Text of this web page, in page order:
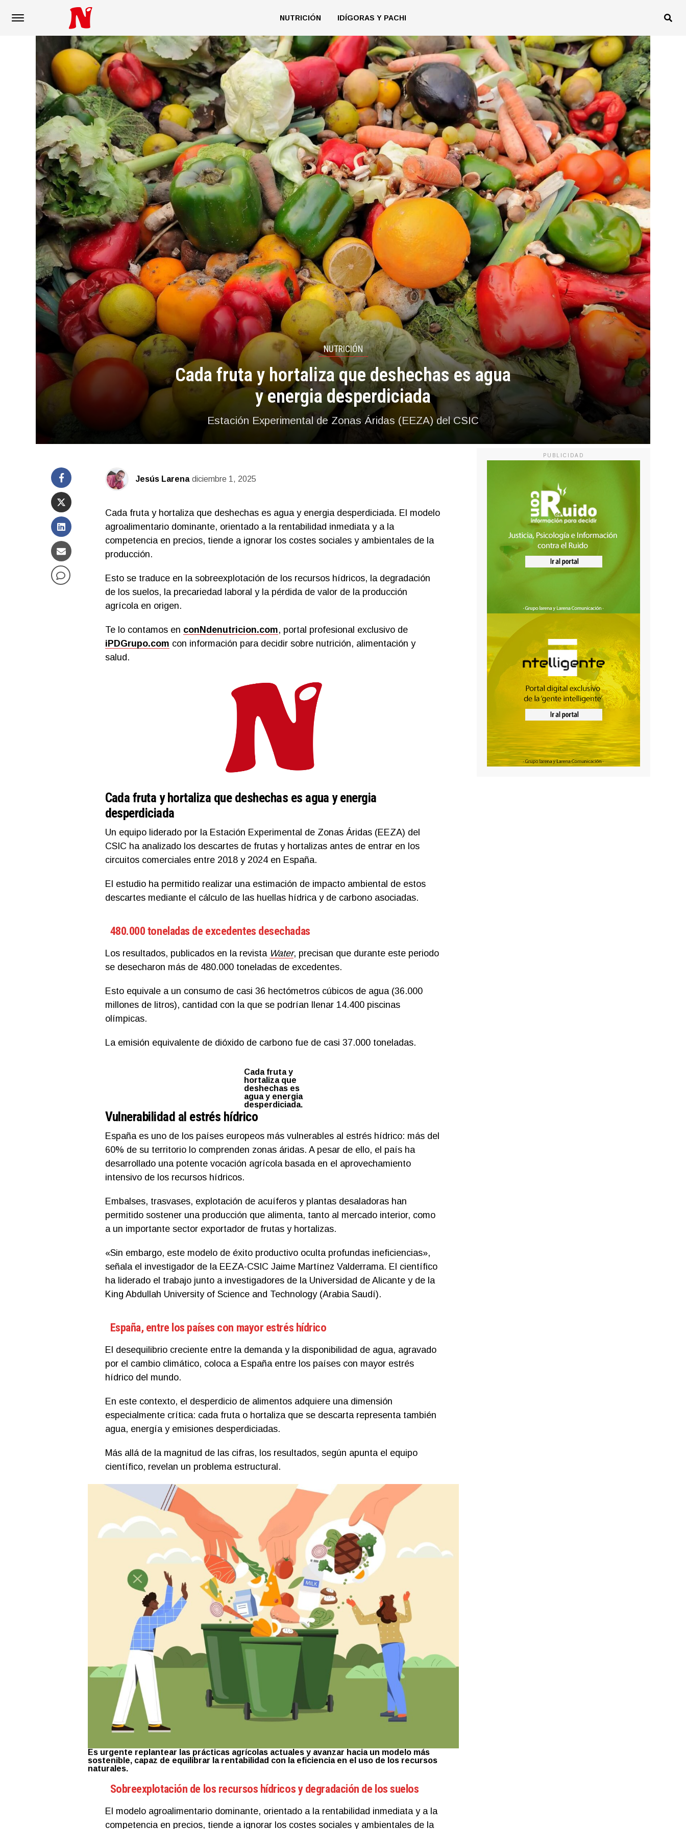
NUTRICIÓN IDÍGORAS Y PACHI
NUTRICIÓN
Cada fruta y hortaliza que deshechas es agua
y energia desperdiciada
Estación Experimental de Zonas Áridas (EEZA) del CSIC
Jesús Larena diciembre 1, 2025
Cada fruta y hortaliza que deshechas es agua y energia desperdiciada. El modelo
agroalimentario dominante, orientado a la rentabilidad inmediata y a la
competencia en precios, tiende a ignorar los costes sociales y ambientales de la
producción.
Esto se traduce en la sobreexplotación de los recursos hídricos, la degradación
de los suelos, la precariedad laboral y la pérdida de valor de la producción
agrícola en origen.
Te lo contamos en conNdenutricion.com, portal profesional exclusivo de
iPDGrupo.com con información para decidir sobre nutrición, alimentación y
salud.
Cada fruta y hortaliza que deshechas es agua y energia
desperdiciada
Un equipo liderado por la Estación Experimental de Zonas Áridas (EEZA) del
CSIC ha analizado los descartes de frutas y hortalizas antes de entrar en los
circuitos comerciales entre 2018 y 2024 en España.
El estudio ha permitido realizar una estimación de impacto ambiental de estos
descartes mediante el cálculo de las huellas hídrica y de carbono asociadas.
480.000 toneladas de excedentes desechadas
Los resultados, publicados en la revista Water, precisan que durante este periodo
se desecharon más de 480.000 toneladas de excedentes.
Esto equivale a un consumo de casi 36 hectómetros cúbicos de agua (36.000
millones de litros), cantidad con la que se podrían llenar 14.400 piscinas
olímpicas.
La emisión equivalente de dióxido de carbono fue de casi 37.000 toneladas.
Cada fruta y
hortaliza que
deshechas es
agua y energia
desperdiciada.
Vulnerabilidad al estrés hídrico
España es uno de los países europeos más vulnerables al estrés hídrico: más del
60% de su territorio lo comprenden zonas áridas. A pesar de ello, el país ha
desarrollado una potente vocación agrícola basada en el aprovechamiento
intensivo de los recursos hídricos.
Embalses, trasvases, explotación de acuíferos y plantas desaladoras han
permitido sostener una producción que alimenta, tanto al mercado interior, como
a un importante sector exportador de frutas y hortalizas.
«Sin embargo, este modelo de éxito productivo oculta profundas ineficiencias»,
señala el investigador de la EEZA-CSIC Jaime Martínez Valderrama. El científico
ha liderado el trabajo junto a investigadores de la Universidad de Alicante y de la
King Abdullah University of Science and Technology (Arabia Saudí).
España, entre los países con mayor estrés hídrico
El desequilibrio creciente entre la demanda y la disponibilidad de agua, agravado
por el cambio climático, coloca a España entre los países con mayor estrés
hídrico del mundo.
En este contexto, el desperdicio de alimentos adquiere una dimensión
especialmente crítica: cada fruta o hortaliza que se descarta representa también
agua, energía y emisiones desperdiciadas.
Más allá de la magnitud de las cifras, los resultados, según apunta el equipo
científico, revelan un problema estructural.
Es urgente replantear las prácticas agrícolas actuales y avanzar hacia un modelo más
sostenible, capaz de equilibrar la rentabilidad con la eficiencia en el uso de los recursos
naturales.
Sobreexplotación de los recursos hídricos y degradación de los suelos
El modelo agroalimentario dominante, orientado a la rentabilidad inmediata y a la
competencia en precios, tiende a ignorar los costes sociales y ambientales de la
PUBLICIDAD